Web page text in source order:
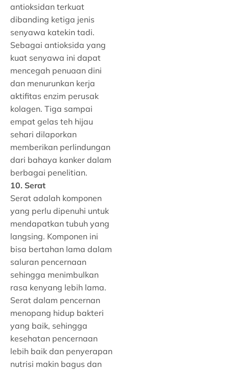
antioksidan terkuat
dibanding ketiga jenis
senyawa katekin tadi.
Sebagai antioksida yang
kuat senyawa ini dapat
mencegah penuaan dini
dan menurunkan kerja
aktifitas enzim perusak
kolagen. Tiga sampai
empat gelas teh hijau
sehari dilaporkan
memberikan perlindungan
dari bahaya kanker dalam
berbagai penelitian.
10. Serat
Serat adalah komponen
yang perlu dipenuhi untuk
mendapatkan tubuh yang
langsing. Komponen ini
bisa bertahan lama dalam
saluran pencernaan
sehingga menimbulkan
rasa kenyang lebih lama.
Serat dalam pencernan
menopang hidup bakteri
yang baik, sehingga
kesehatan pencernaan
lebih baik dan penyerapan
nutrisi makin bagus dan